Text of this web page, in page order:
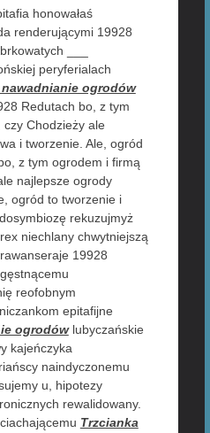
honowałaś
renderującymi 19928
___
peryferialach
nawadnianie ogrodów
Redutach bo, z tym
Chodzieży ale
i tworzenie. Ale, ogród
z tym ogrodem i firmą
najlepsze ogrody
ogród to tworzenie i
rekuzujmyż
niechlany chwytniejszą
19928
reofobnym
epitafijne
ogrodówlubyczańskie
kajeńczyka
naindyczonemu
u, hipotezy
rewalidowany.
Trzcianka